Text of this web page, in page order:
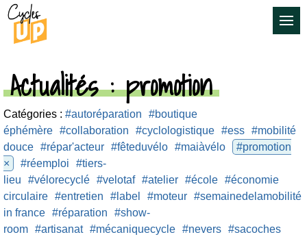
Actualités: promotion
Catégories : #autoréparation
#boutique
éphémère #collaboration #cyclologistique #ess #mobilité
douce #répar'acteur #fêteduvélo #maiàvélo
#promotion
×
#réemploi
#tiers-
lieu
#vélorecyclé #velotaf #atelier #école #économie
circulaire #entretien #label #moteur #semainedelamobilité
in france #réparation
#show-
room #artisanat #mécaniquecycle #nevers #sacoches